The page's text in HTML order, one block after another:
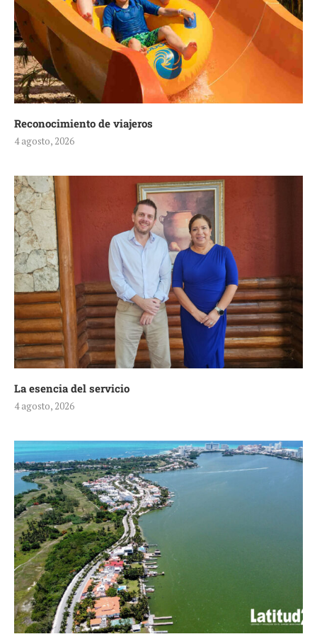
Reconocimiento de viajeros
4 agosto, 2026
La esencia del servicio
4 agosto, 2026